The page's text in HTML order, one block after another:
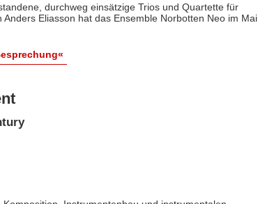
durchweg einsätzige Trios und Quartette für
Eliasson hat das Ensemble Norbotten Neo im Mai